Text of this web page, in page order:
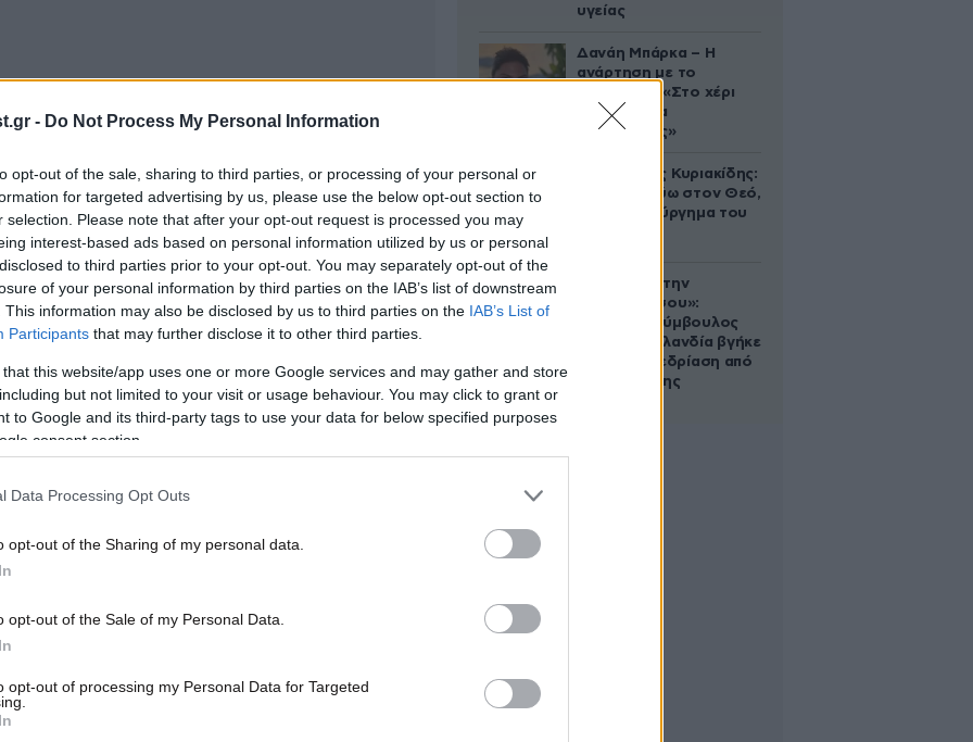
- Do Not Process My Personal Information
opt-out of the sale, sharing to third parties, or processing of your personal or
for targeted advertising by us, please use the below opt-out section to
selection. Please note that after your opt-out request is processed you may
interest-based ads based on personal information utilized by us or personal
to third parties prior to your opt-out. You may separately opt-out of the
of your personal information by third parties on the IAB’s list of downstream
This information may also be disclosed by us to third parties on the IAB’s List of
Participants that may further disclose it to other third parties.
that this website/app uses one or more Google services and may gather and store
but not limited to your visit or usage behaviour. You may click to grant or
to Google and its third-party tags to use your data for below specified purposes
consent section.
Data Processing Opt Outs
opt-out of the Sharing of my personal data.
opt-out of the Sale of my Personal Data.
opt-out of processing my Personal Data for Targeted
υγείας
Δανάη Μπάρκα – Η
ανάρτηση με το
σάντουιτς: «Στο χέρι
σου είναι να
αδυνατίσεις»
Βλαδίμηρος Κυριακίδης:
«Δεν πιστεύω στον Θεό,
είναι δημιούργημα του
«Βλέπουμε την
μπουγάδα σου»:
Δημοτική σύμβουλος
στη Νέα Ζηλανδία βγήκε
live σε συνεδρίαση από
το μπάνιο της